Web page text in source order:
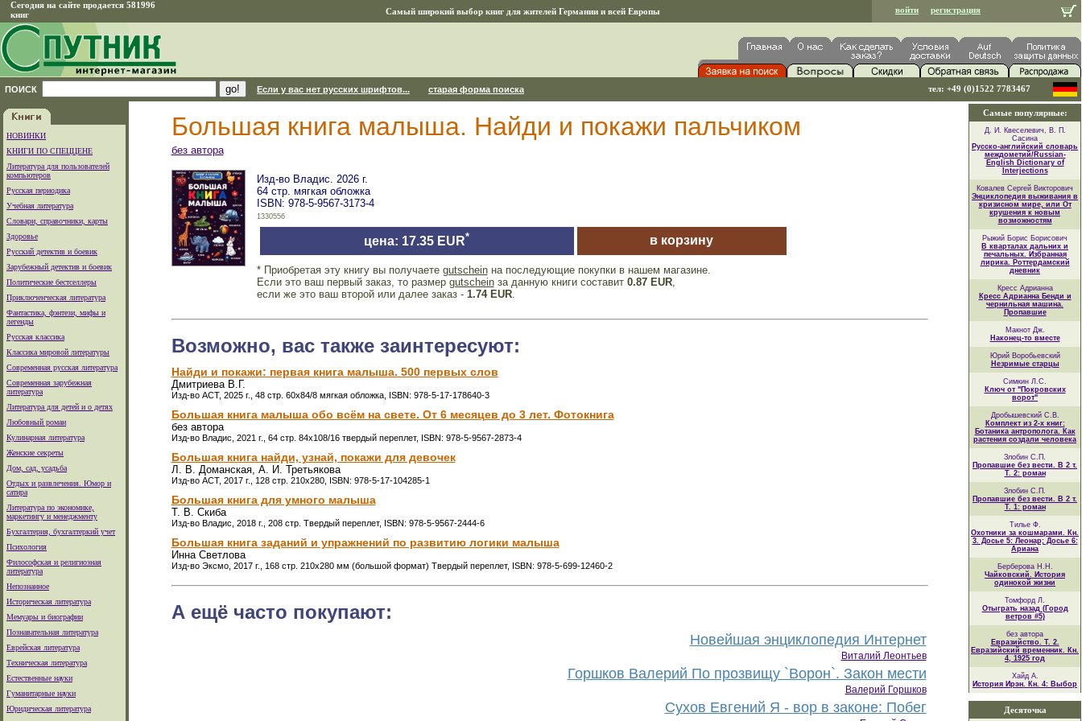
Сегодня на сайте продается 581996
книг
Самый широкий выбор книг для жителей Германии и всей Европы войти регистрация
ПОИСК Если у вас нет русских шрифтов... старая форма поиска тел: +49 (0)1522 7783467
НОВИНКИ
КНИГИ ПО СПЕЦЦЕНЕ
Литература для пользователей
компьютеров
Русская периодика
Учебная литература
Словари, справочники, карты
Здоровье
Русский детектив и боевик
Зарубежный детектив и боевик
Политические бестселлеры
Приключенческая литература
Фантастика, фэнтези, мифы и
легенды
Русская классика
Классика мировой литературы
Современная русская литература
Современная зарубежная
литература
Литература для детей и о детях
Любовный роман
Кулинарная литература
Женские секреты
Дом, сад, усадьба
Отдых и развлечения. Юмор и
сатира
Литература по экономике,
маркетингу и менеджменту
Бухгалтерия, бухгалтеркий учет
Психология
Философская и религиозная
литература
Непознанное
Историческая литература
Мемуары и биографии
Познавательная литература
Еврейская литература
Техническая литература
Естественные науки
Гуманитарные науки
Юридическая литература
Большая книга малыша. Найди и покажи пальчиком
без автора
Изд-во Владис. 2026 г.
64 стр. мягкая обложка
ISBN: 978-5-9567-3173-4
1330556
цена: 17.35 EUR* в корзину
* Приобретая эту книгу вы получаете gutscheinна последующие покупки в нашем магазине.
Если это ваш первый заказ, то размер gutscheinза данную книги составит 0.87 EUR,
если же это ваш второй или далее заказ - 1.74 EUR.
Возможно, вас также заинтересуют:
Найди и покажи: первая книга малыша. 500 первых слов
Дмитриева В.Г.
Изд-во АСТ, 2025 г., 48 стр. 60x84/8 мягкая обложка, ISBN: 978-5-17-178640-3
Большая книга малыша обо всём на свете. От 6 месяцев до 3 лет. Фотокнига
без автора
Изд-во Владис, 2021 г., 64 стр. 84x108/16 твердый переплет, ISBN: 978-5-9567-2873-4
Большая книга найди, узнай, покажи для девочек
Л. В. Доманская, А. И. Третьякова
Изд-во АСТ, 2017 г., 128 стр. 210x280, ISBN: 978-5-17-104285-1
Большая книга для умного малыша
Т. В. Скиба
Изд-во Владис, 2018 г., 208 стр. Твердый переплет, ISBN: 978-5-9567-2444-6
Большая книга заданий и упражнений по развитию логики малыша
Инна Светлова
Изд-во Эксмо, 2017 г., 168 стр. 210x280 мм (большой формат) Твердый переплет, ISBN: 978-5-699-12460-2
А ещё часто покупают:
Новейшая энциклопедия Интернет
Виталий Леонтьев
Горшков Валерий По прозвищу `Ворон`. Закон мести
Валерий Горшков
Сухов Евгений Я - вор в законе: Побег
Самые популярные:
Д. И. Квеселевич, В. П.
Сасина
Русско-английский словарь
междометий/Russian-
English Dictionary of
Interjections
Ковалев Сергей Викторович
Энциклопедия выживания в
кризисном мире, или От
крушения к новым
возможностям
Рыжий Борис Борисович
В кварталах дальних и
печальных. Избранная
лирика. Роттердамский
дневник
Кресс Адрианна
Кресс Адрианна Бенди и
чернильная машина.
Пропавшие
Макнот Дж.
Наконец-то вместе
Юрий Воробьевский
Незримые старцы
Симкин Л.С.
Ключ от "Покровских
ворот"
Дробышевский С.В.
Комплект из 2-х книг:
Ботаника антрополога. Как
растения создали человека
Злобин С.П.
Пропавшие без вести. В 2 т.
Т. 2: роман
Злобин С.П.
Пропавшие без вести. В 2 т.
Т. 1: роман
Тилье Ф.
Охотники за кошмарами. Кн.
3. Досье 5: Леонар; Досье 6:
Ариана
Берберова Н.Н.
Чайковский. История
одинокой жизни
Томфорд Л.
Отыграть назад (Город
ветров #5)
без автора
Евразийство. Т. 2.
Евразийский временник. Кн.
4, 1925 год
Хайд А.
История Ирэн. Кн. 4: Выбор
Десяточка